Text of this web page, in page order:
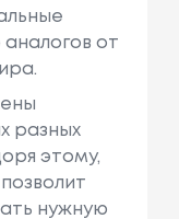
от
разных
этому,
нужную